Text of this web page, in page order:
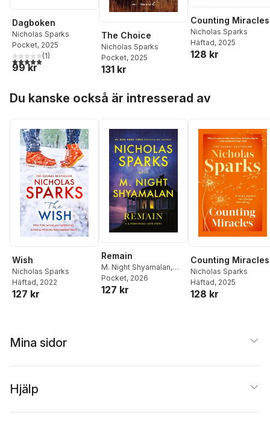
Dagboken
Nicholas Sparks
Pocket, 2025
5,0utav 5 stjärnor. Totalt antal röster:
(1)
99 kr
The Choice
Nicholas Sparks
Pocket, 2025
131 kr
Counting Miracles
Nicholas Sparks
Häftad, 2025
128 kr
Du kanske också är intresserad av
Wish
Nicholas Sparks
Häftad, 2022
127 kr
Remain
M. Night Shyamalan,
Nicholas Sparks
Pocket, 2026
127 kr
Counting Miracles
Nicholas Sparks
Häftad, 2025
128 kr
Mina sidor
Hjälp